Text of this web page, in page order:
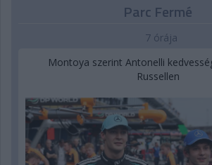
Parc Fermé
7 órája
Montoya szerint Antonelli
Russellen